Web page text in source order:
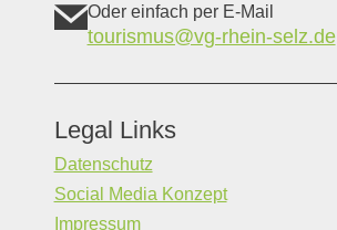
Oder einfach per E-Mail
tourismus@vg-rhein-selz.de
Legal Links
Datenschutz
Social Media Konzept
Impressum